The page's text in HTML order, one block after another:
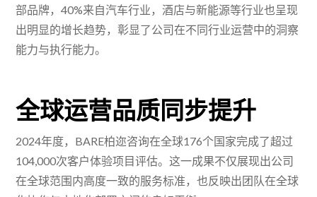
部品牌，40%来自汽车行业，酒店与新能源等行业也呈现
出明显的增长趋势，彰显了公司在不同行业运营中的洞察
能力与执行能力。
全球运营品质同步提升
2024年度，BARE柏迩咨询在全球176个国家完成了超过
104,000次客户体验项目评估。这一成果不仅展现出公司
在全球范围内高度一致的服务标准，也反映出团队在全球